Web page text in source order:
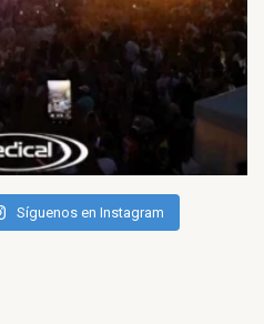
Síguenos en Instagram